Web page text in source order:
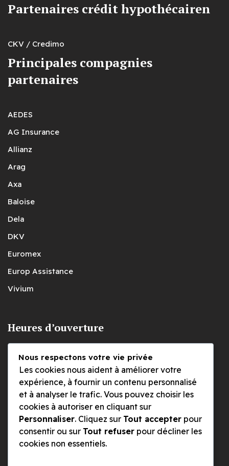
Partenaires crédit hypothécairen
CKV / Credimo
Principales compagnies
partenaires
AEDES
AG Insurance
Allianz
Arag
Axa
Baloise
Dela
DKV
Euromex
Europ Assistance
Vivium
Heures d’ouverture
Lundi
09h00 à 12h30
Mardi, mercredi et jeudi
09h00 à 12h30 et 14h à 17H
Nous respectons votre vie privée
Les cookies nous aident à améliorer votre
expérience, à fournir un contenu personnalisé
et à analyser le trafic. Vous pouvez choisir les
cookies à autoriser en cliquant sur
Personnaliser. Cliquez sur Tout accepter pour
consentir ou sur Tout refuser pour décliner les
cookies non essentiels.